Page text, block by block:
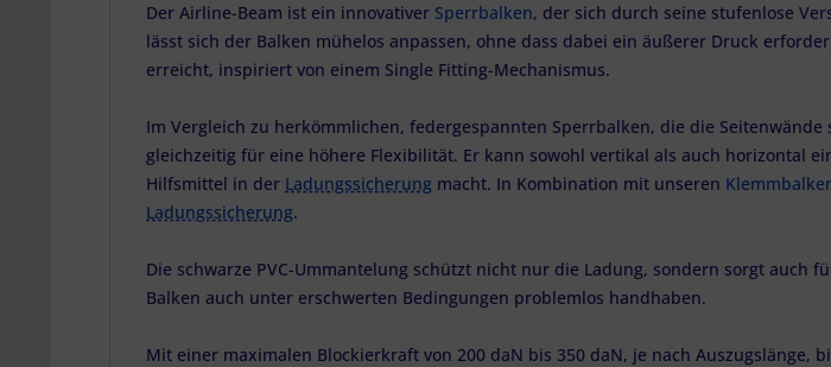
Der Airline-Beam ist ein innovativer Sperrbalken, der sich durch seine stufenlose
lässt sich der Balken mühelos anpassen, ohne dass dabei ein äußerer Druck
erreicht, inspiriert von einem Single Fitting-Mechanismus.
Im Vergleich zu herkömmlichen, federgespannten Sperrbalken, die die
gleichzeitig für eine höhere Flexibilität. Er kann sowohl vertikal als auch horizontal
Hilfsmittel in der Ladungssicherung macht. In Kombination mit unseren
Ladungssicherung.
Die schwarze PVC-Ummantelung schützt nicht nur die Ladung, sondern sorgt auch
Balken auch unter erschwerten Bedingungen problemlos handhaben.
Mit einer maximalen Blockierkraft von 200 daN bis 350 daN, je nach